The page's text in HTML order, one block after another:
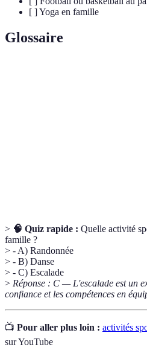
[ ] Yoga en famille
Glossaire
> 🧠 Quiz rapide : Quelle activité
famille ?
> - A) Randonnée
> - B) Danse
> - C) Escalade
> Réponse : C — L'escalade est un
confiance et les compétences en
📺 Pour aller plus loin : activités
sur YouTube